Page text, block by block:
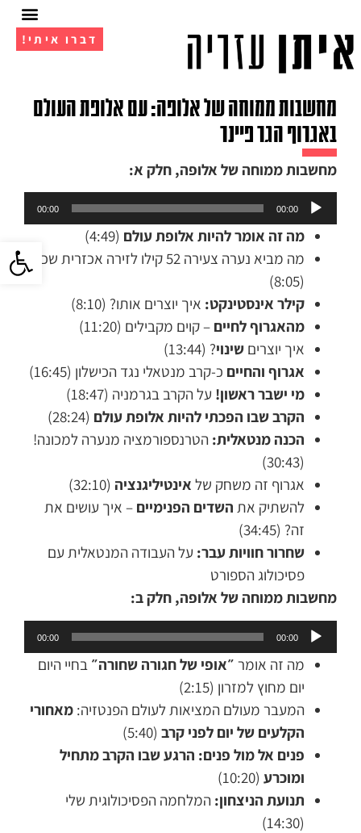
פתח
דברו איתי!
מחשבות ממוחה של אלופה: עם אלופת העולם
באגרוף הגר פיינר
מחשבות ממוחה של אלופה, חלק א:
אודיו
00:00
00:00
מה זה אומר להיות אלופת עולם (4:49)
מה מביא נערה צעירה 52 קילו לזירה אכזרית שכזו?
(8:05)
קילר אינסטינקט: איך יוצרים אותו? (8:10)
מהאגרוף לחיים – קוים מקבילים (11:20)
איך יוצריםשינוי? (13:44)
אגרוף והחיים כ-קרב מנטאלי נגד הכישלון (16:45)
מי ישבר ראשון! על הקרב בגרמניה (18:47)
הקרב שבו הפכתי להיות אלופת עולם (28:24)
הכנה מנטאלית: הטרנספורמציה מנערה למכונה!
(30:43)
אגרוף זה משחק של אינטיליגנציה (32:10)
להשתיק את השדים הפנימיים – איך עושים את
זה? (34:45)
שחרור חוויות עבר: על העבודה המנטאלית עם
פסיכולוג הספורט
מחשבות ממוחה של אלופה, חלק ב:
אודיו
00:00
00:00
מה זה אומר ״אופי של חגורה שחורה״ בחיי היום
יום מחוץ למזרון (2:15)
המעבר מעולם המציאות לעולם הפנטזיה:מאחורי
הקלעים של יום לפני קרב (5:40)
פנים אל מול פנים: הרגע שבו הקרב מתחיל
ומוכרע (10:20)
תנועת הניצחון: המלחמה הפסיכולוגית שלי
(14:30)